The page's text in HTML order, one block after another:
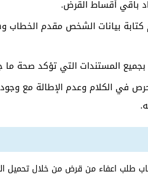
باقي أقساط القرض.
بيانات الشخص مقدم الخطاب
بجميع المستندات التي تؤكد صحة
في الكلام وعدم الإطالة مع
طلب اعفاء من قرض من خلال تحميل